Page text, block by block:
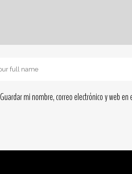
Guardar mi nombre, correo electrónico y web